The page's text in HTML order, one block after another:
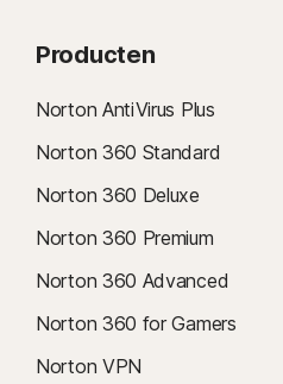
Producten
Norton AntiVirus Plus
Norton 360 Standard
Norton 360 Deluxe
Norton 360 Premium
Norton 360 Advanced
Norton 360 for Gamers
Norton VPN